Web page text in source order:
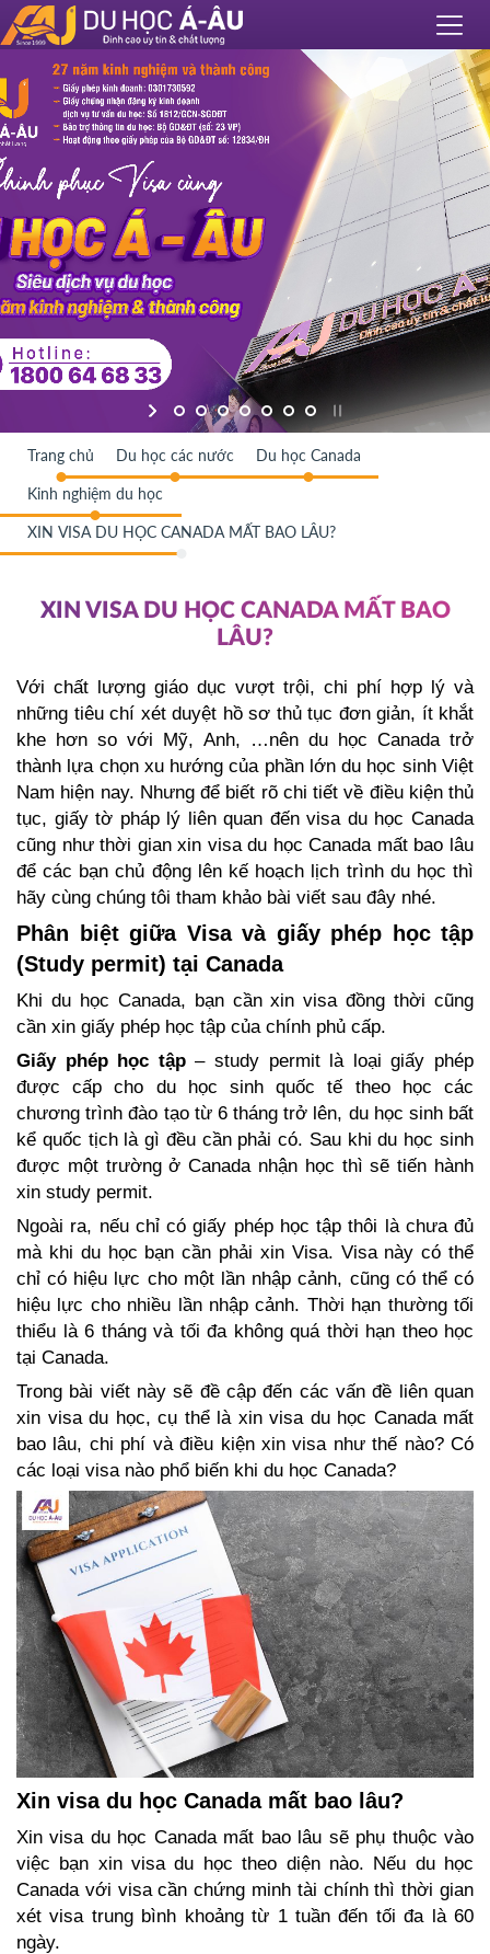
Trang chủ Du học các nước Du học Canada
Kinh nghiệm du học
XIN VISA DU HỌC CANADA MẤT BAO LÂU?
XIN VISA DU HỌC CANADA MẤT BAO
LÂU?
Với chất lượng giáo dục vượt trội, chi phí hợp lý và
những tiêu chí xét duyệt hồ sơ thủ tục đơn giản, ít khắt
khe hơn so với Mỹ, Anh, …nên du học Canada trở
thành lựa chọn xu hướng của phần lớn du học sinh Việt
Nam hiện nay. Nhưng để biết rõ chi tiết về điều kiện thủ
tục, giấy tờ pháp lý liên quan đến visa du học Canada
cũng như thời gian xin visa du học Canada mất bao lâu
để các bạn chủ động lên kế hoạch lịch trình du học thì
hãy cùng chúng tôi tham khảo bài viết sau đây nhé.
Phân biệt giữa Visa và giấy phép học tập
(Study permit) tại Canada
Khi du học Canada, bạn cần xin visa đồng thời cũng
cần xin giấy phép học tập của chính phủ cấp.
Giấy phép học tập – study permit là loại giấy phép
được cấp cho du học sinh quốc tế theo học các
chương trình đào tạo từ 6 tháng trở lên, du học sinh bất
kể quốc tịch là gì đều cần phải có. Sau khi du học sinh
được một trường ở Canada nhận học thì sẽ tiến hành
xin study permit.
Ngoài ra, nếu chỉ có giấy phép học tập thôi là chưa đủ
mà khi du học bạn cần phải xin Visa. Visa này có thể
chỉ có hiệu lực cho một lần nhập cảnh, cũng có thể có
hiệu lực cho nhiều lần nhập cảnh. Thời hạn thường tối
thiểu là 6 tháng và tối đa không quá thời hạn theo học
tại Canada.
Trong bài viết này sẽ đề cập đến các vấn đề liên quan
xin visa du học, cụ thể là xin visa du học Canada mất
bao lâu, chi phí và điều kiện xin visa như thế nào? Có
các loại visa nào phổ biến khi du học Canada?
Xin visa du học Canada mất bao lâu?
Xin visa du học Canada mất bao lâu sẽ phụ thuộc vào
việc bạn xin visa du học theo diện nào. Nếu du học
Canada với visa cần chứng minh tài chính thì thời gian
xét visa trung bình khoảng từ 1 tuần đến tối đa là 60
ngày.